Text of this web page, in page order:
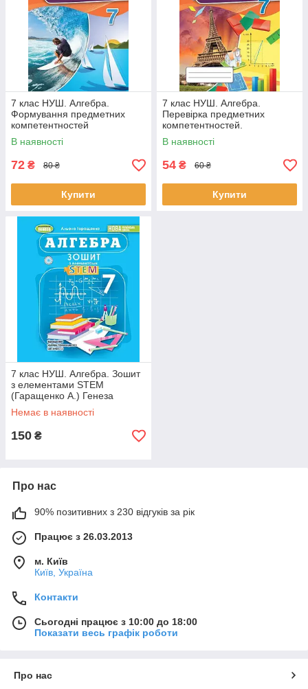
7 клас НУШ. Алгебра.
Формування предметних
компетентностей
(Тарасенкова Н.А.), Оріон
В наявності
72 ₴ 80 ₴
Купити
7 клас НУШ. Алгебра.
Перевірка предметних
компетентностей.
(Тарасенкова Н.А.), Оріон
В наявності
54 ₴ 60 ₴
Купити
7 клас НУШ. Алгебра. Зошит
з елементами STEM
(Гаращенко А.) Генеза
Немає в наявності
150 ₴
Про нас
90% позитивних з 230 відгуків за рік
Працює з 26.03.2013
м. Київ
Київ, Україна
Контакти
Сьогодні працює з 10:00 до 18:00
Показати весь графік роботи
Про нас